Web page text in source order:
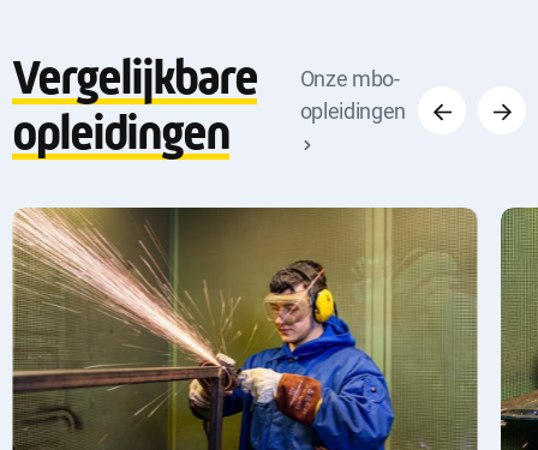
Vergelijkbare
opleidingen
Onze mbo-
opleidingen